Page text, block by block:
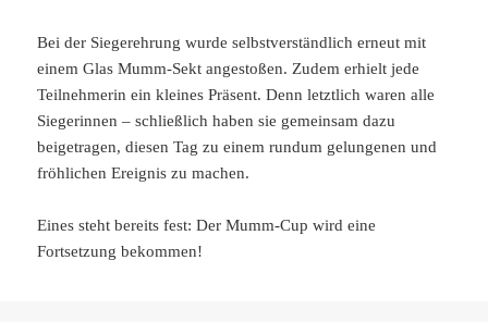
Bei der Siegerehrung wurde selbstverständlich erneut mit
einem Glas Mumm-Sekt angestoßen. Zudem erhielt jede
Teilnehmerin ein kleines Präsent. Denn letztlich waren alle
Siegerinnen – schließlich haben sie gemeinsam dazu
beigetragen, diesen Tag zu einem rundum gelungenen und
fröhlichen Ereignis zu machen.
Eines steht bereits fest: Der Mumm-Cup wird eine
Fortsetzung bekommen!